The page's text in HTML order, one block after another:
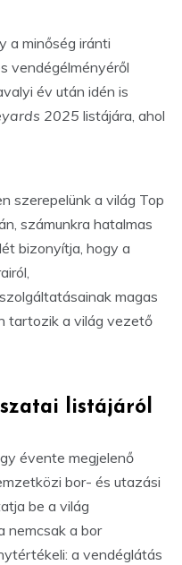
a minőség iránti
vendégélményéről
év után idén is
2025 listájára, ahol
szerepelünk a világ Top
számunkra hatalmas
bizonyítja, hogy a
magas
tartozik a világ vezető
listájáról
évente megjelenő
bor- és utazási
be a világ
nemcsak a bor
a vendéglátás